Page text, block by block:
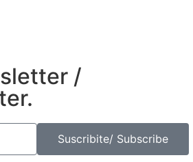
/
Suscribite/ Subscribe